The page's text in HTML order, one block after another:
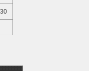
30